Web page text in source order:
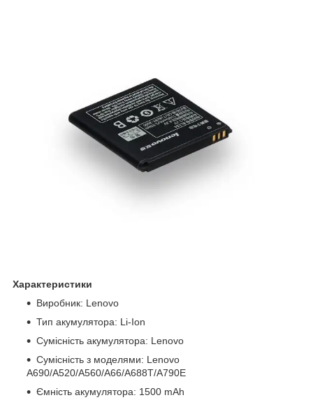
Характеристики
Виробник: Lenovo
Тип акумулятора: Li-Ion
Сумісність акумулятора: Lenovo
Сумісність з моделями: Lenovo
A690/A520/A560/A66/A688T/A790E
Ємність акумулятора: 1500 mAh